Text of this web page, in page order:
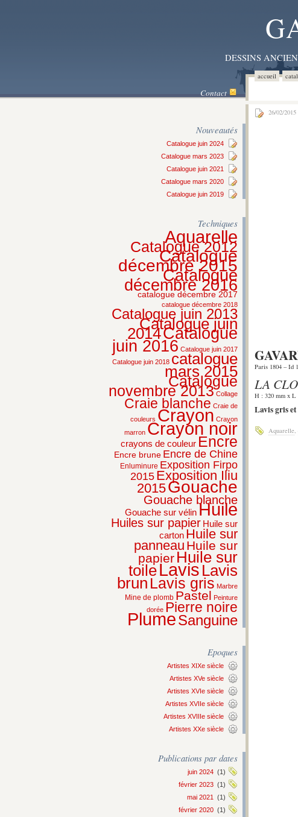
DESSINS
accueil
Contact
Nouveautés
Catalogue juin 2024
Catalogue mars 2023
Catalogue juin 2021
Catalogue mars 2020
Catalogue juin 2019
Techniques
Aquarelle
Catalogue 2012
Catalogue
décembre 2015
Catalogue
décembre 2016
catalogue décembre 2017
catalogue décembre 2018
Catalogue juin 2013
Catalogue juin
2014Catalogue
juin 2016 Catalogue juin 2017
Catalogue juin 2018 catalogue
mars 2015
Catalogue
novembre 2013 Collage
Craie blanche Craie de
couleurs Crayon Crayon
marron Crayon noir
crayons de couleur Encre
Encre brune Encre de Chine
Enluminure Exposition Firpo
2015 Exposition Iliu
2015Gouache
Gouache blanche
Gouache sur vélinHuile
Huiles sur papier Huile sur
carton Huile sur
panneau Huile sur
papier Huile sur
toileLavis Lavis
brun Lavis gris Marbre
Mine de plomb Pastel Peinture
dorée Pierre noire
PlumeSanguine
Epoques
Artistes XIXe siècle
Artistes XVe siècle
Artistes XVIe siècle
Artistes XVIIe siècle
Artistes XVIIIe siècle
Artistes XXe siècle
Publications par dates
juin 2024 (1)
février 2023 (1)
mai 2021
(1)
février 2020 (1)
26/02/2015
Paris 1804 – Id
LA
H : 320 mm x L
Lavis gris
Aquarelle